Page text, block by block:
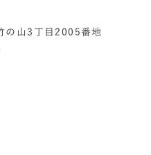
の山3丁目2005番地